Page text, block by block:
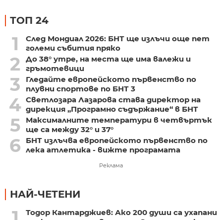
ТОП 24
1
След Мондиал 2026: БНТ ще излъчи още пет
големи събития пряко
2
До 38° утре, на места ще има валежи и
гръмотевици
3
Гледайте европейското първенство по
плувни спортове по БНТ 3
4 Светлозара Лазарова става директор на
дирекция „Програмно съдържание“ в БНТ
5
Максималните температури в четвъртък
ще са между 32° и 37°
6
БНТ излъчва европейското първенство по
лека атлетика - вижте програмата
Реклама
НАЙ-ЧЕТЕНИ
Тодор Кантарджиев: Ако 200 души са ухапани